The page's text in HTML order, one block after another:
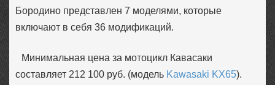
Бородино представлен 7 моделями, которые
включают в себя 36 модификаций.
Минимальная цена за мотоцикл Кавасаки
составляет 212 100 руб. (модель Kawasaki KX65).